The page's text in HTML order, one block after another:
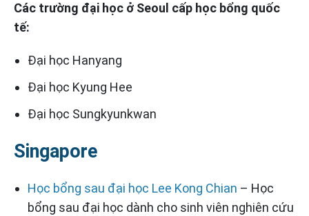
Các trường đại học ở Seoul cấp học bổng quốc
tế:
Đại học Hanyang
Đại học Kyung Hee
Đại học Sungkyunkwan
Singapore
Học bổng sau đại học Lee Kong Chian – Học
bổng sau đại học dành cho sinh viên nghiên cứu